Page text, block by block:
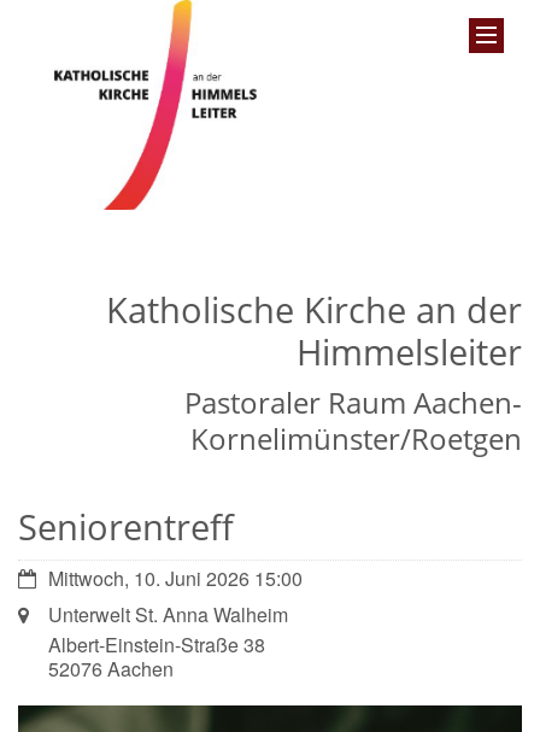
Katholische Kirche an der
Himmelsleiter
Pastoraler Raum Aachen-
Kornelimünster/Roetgen
Seniorentreff
Datum:Mittwoch, 10. Juni 2026 15:00
Ort: Unterwelt St. Anna Walheim
Albert-Einstein-Straße 38
52076Aachen